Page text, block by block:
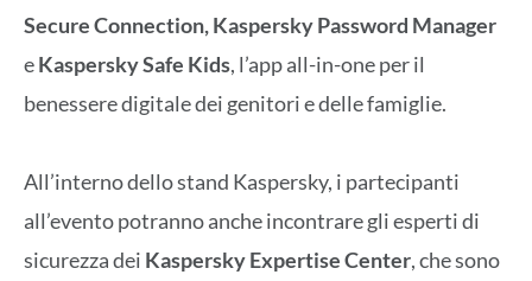
Secure Connection, Kaspersky Password Manager
eKaspersky Safe Kids, l’app all-in-one per il
benessere digitale dei genitori e delle famiglie.
All’interno dello stand Kaspersky, i partecipanti
all’evento potranno anche incontrare gli esperti di
sicurezza dei Kaspersky Expertise Center, che sono